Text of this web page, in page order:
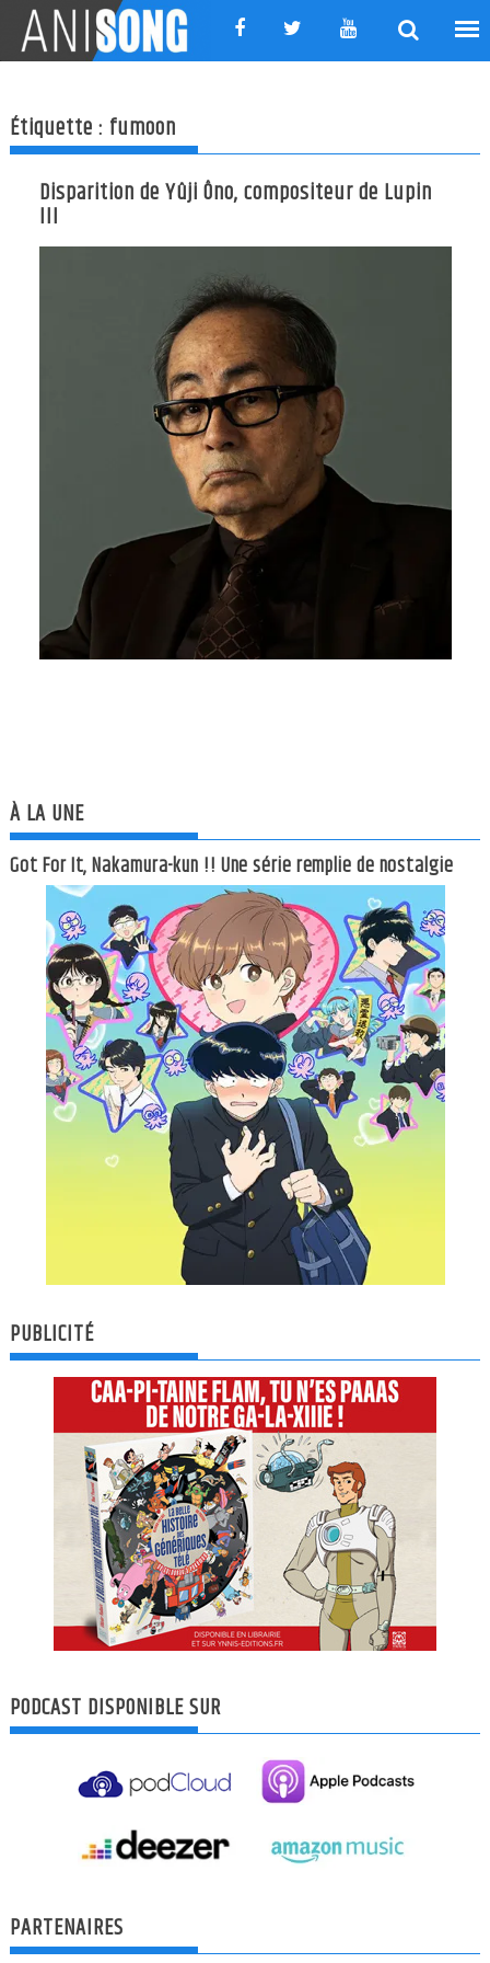
content
Étiquette : fumoon
Disparition de Yûji Ôno, compositeur de Lupin
III
À LA UNE
Got For It, Nakamura-kun !! Une série remplie de nostalgie
PUBLICITÉ
PODCAST DISPONIBLE SUR
PARTENAIRES